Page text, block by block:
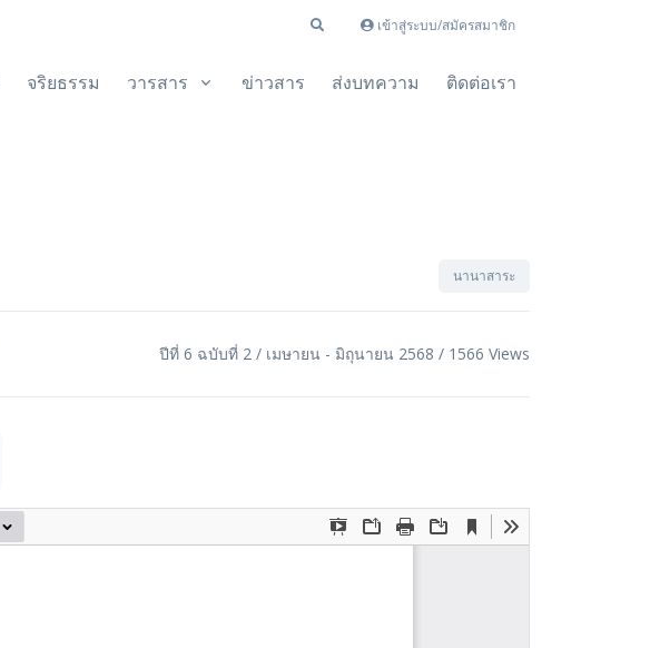
เข้าสู่ระบบ/สมัครสมาชิก
จริยธรรม วารสาร ข่าวสาร ส่งบทความ ติดต่อเรา
นานาสาระ
ปีที่ 6 ฉบับที่ 2 / เมษายน - มิถุนายน 2568 / 1566 Views